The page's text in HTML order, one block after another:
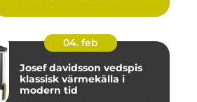
04. feb
Josef davidsson vedspis
klassisk värmekälla i
modern tid